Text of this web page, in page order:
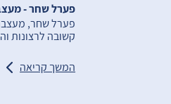
פערל שחר -
פערל שחר, מעצבת
קשובה לרצונות
המשך קריאה